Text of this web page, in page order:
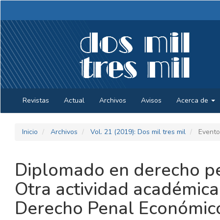
Contenido
principal
Barra
lateral
Revistas Actual Archivos Avisos Acerca de
Inicio Archivos Vol. 21 (2019): Dos mil tres mil
Diplomado en derecho
Otra actividad
Derecho Penal